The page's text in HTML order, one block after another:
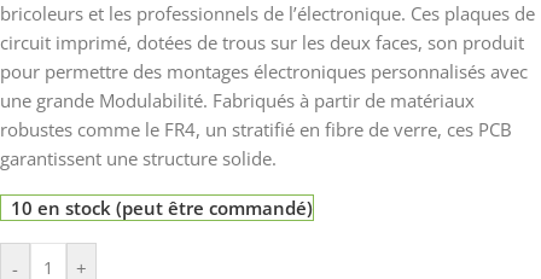
bricoleurs et les professionnels de l’électronique. Ces plaques de
circuit imprimé, dotées de trous sur les deux faces, son produit
pour permettre des montages électroniques personnalisés avec
une grande Modulabilité. Fabriqués à partir de matériaux
robustes comme le FR4, un stratifié en fibre de verre, ces PCB
garantissent une structure solide.
10 en stock (peut être commandé)
- +